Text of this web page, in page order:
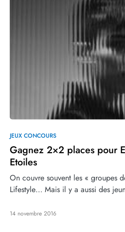
JEUX CONCOURS
Gagnez 2×2 places pour
Etoiles
On couvre souvent les « groupes
Lifestyle… Mais il y a aussi des
14 novembre 2016